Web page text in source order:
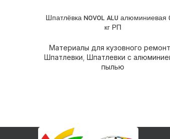
ПОДРОБНЕЕ
Шпатлёвка NOVOL ALU алюминиевая
кг РП
Материалы для кузовного
Шпатлевки Шпатлевки с
пылью